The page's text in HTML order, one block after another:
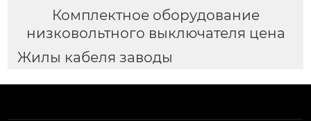
Комплектное оборудование
низковольтного выключателя цена
Жилы кабеля заводы